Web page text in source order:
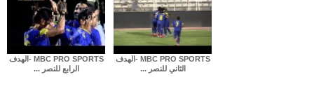
MBC PRO SPORTS -الهدف
الرابع للنصر ...
MBC PRO SPORTS -الهدف
الثاني للنصر ...